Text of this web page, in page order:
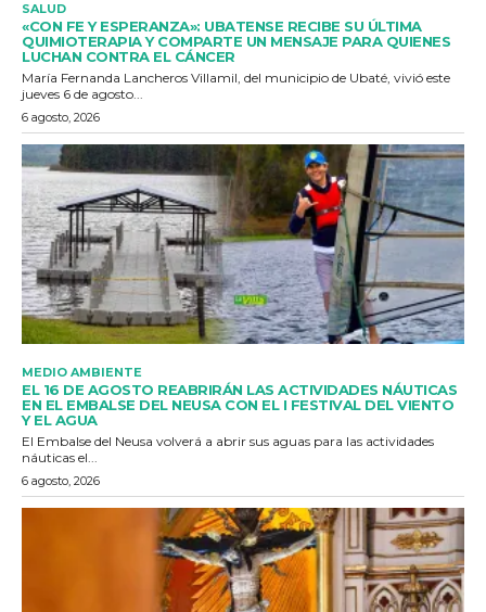
SALUD
«CON FE Y ESPERANZA»: UBATENSE RECIBE SU ÚLTIMA
QUIMIOTERAPIA Y COMPARTE UN MENSAJE PARA QUIENES
LUCHAN CONTRA EL CÁNCER
María Fernanda Lancheros Villamil, del municipio de Ubaté, vivió este
jueves 6 de agosto...
6 agosto, 2026
MEDIO AMBIENTE
EL 16 DE AGOSTO REABRIRÁN LAS ACTIVIDADES NÁUTICAS
EN EL EMBALSE DEL NEUSA CON EL I FESTIVAL DEL VIENTO
Y EL AGUA
El Embalse del Neusa volverá a abrir sus aguas para las actividades
náuticas el...
6 agosto, 2026